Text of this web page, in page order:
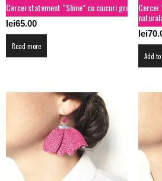
Cercei statement “Shine” cu ciucuri gri
lei65.00
Read more
Cercei
lei
Add